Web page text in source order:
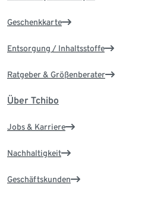
Geschenkkarte
Entsorgung / Inhaltsstoffe
Ratgeber & Größenberater
Über Tchibo
Jobs & Karriere
Nachhaltigkeit
Geschäftskunden